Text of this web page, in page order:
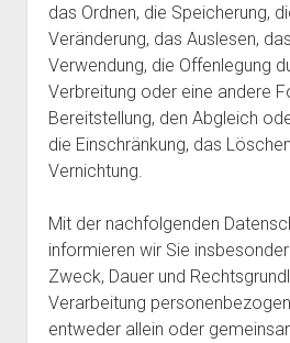
das Ordnen, die Speicherung,
Veränderung, das Auslesen,
Verwendung, die Offenlegung
Verbreitung oder eine andere
Bereitstellung, den Abgleich
die Einschränkung, das
Vernichtung.
Mit der nachfolgenden
informieren wir Sie
Zweck, Dauer und
Verarbeitung
entweder allein oder